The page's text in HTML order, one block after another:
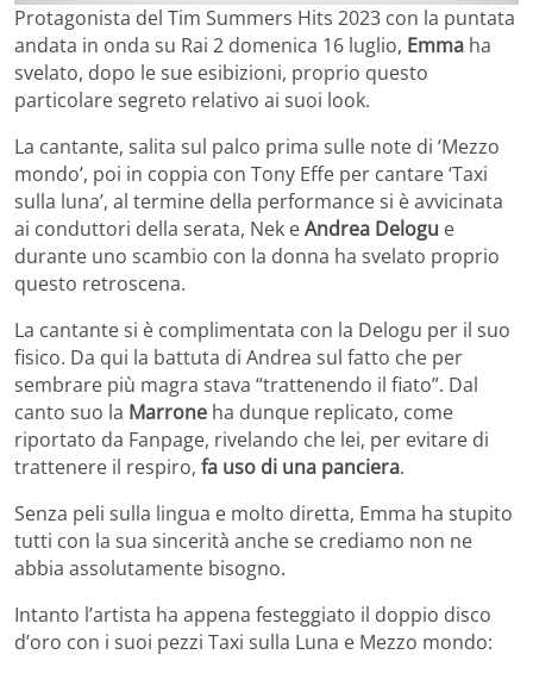
Protagonista del Tim Summers Hits 2023 con la puntata
andata in onda su Rai 2 domenica 16 luglio, Emma ha
svelato, dopo le sue esibizioni, proprio questo
particolare segreto relativo ai suoi look.
La cantante, salita sul palco prima sulle note di ‘Mezzo
mondo’, poi in coppia con Tony Effe per cantare ‘Taxi
sulla luna’, al termine della performance si è avvicinata
ai conduttori della serata, Nek eAndrea Delogu e
durante uno scambio con la donna ha svelato proprio
questo retroscena.
La cantante si è complimentata con la Delogu per il suo
fisico. Da qui la battuta di Andrea sul fatto che per
sembrare più magra stava “trattenendo il fiato”. Dal
canto suo la Marrone ha dunque replicato, come
riportato da Fanpage, rivelando che lei, per evitare di
trattenere il respiro, fa uso di una panciera.
Senza peli sulla lingua e molto diretta, Emma ha stupito
tutti con la sua sincerità anche se crediamo non ne
abbia assolutamente bisogno.
Intanto l’artista ha appena festeggiato il doppio disco
d’oro con i suoi pezzi Taxi sulla Luna e Mezzo mondo: